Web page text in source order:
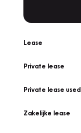
Lease
Private lease
Private lease used
Zakelijke lease